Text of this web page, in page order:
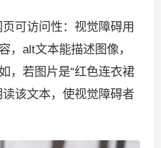
可访问性：视觉障碍用
，alt文本能描述图像，
，若图片是“红色连衣裙
该文本，使视觉障碍者